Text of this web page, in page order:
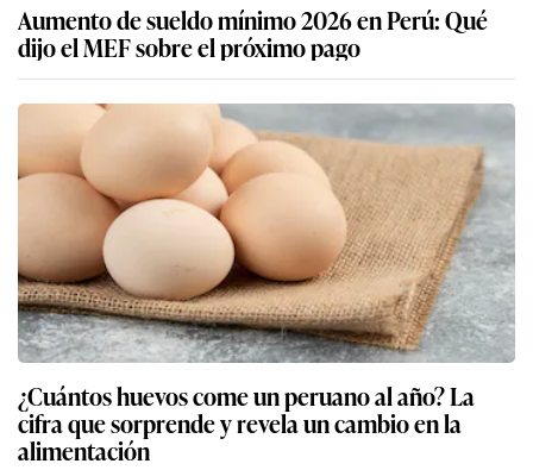
Aumento de sueldo mínimo 2026 en Perú: Qué
dijo el MEF sobre el próximo pago
¿Cuántos huevos come un peruano al año? La
cifra que sorprende y revela un cambio en la
alimentación